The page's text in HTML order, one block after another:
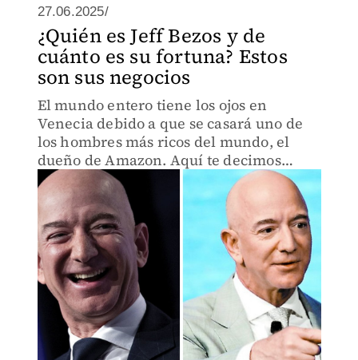
27.06.2025/
¿Quién es Jeff Bezos y de
cuánto es su fortuna? Estos
son sus negocios
El mundo entero tiene los ojos en
Venecia debido a que se casará uno de
los hombres más ricos del mundo, el
dueño de Amazon. Aquí te decimos
quién es Jeff Bezos.